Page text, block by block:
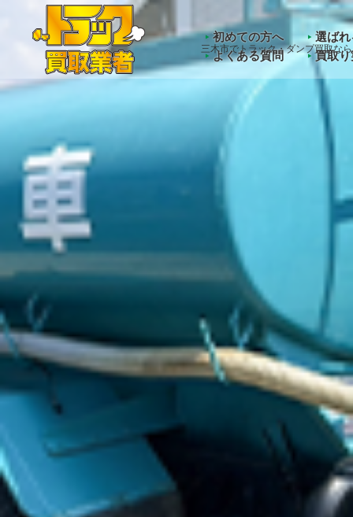
Warning : Undefined array key
三木市でトラック・ダンプ買取な
初めての方へ
選ば
よくある質問
買取